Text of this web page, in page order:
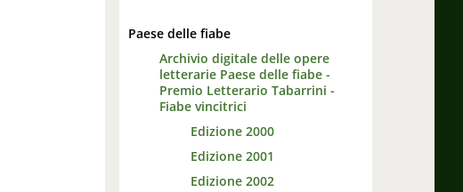
Paese delle fiabe
Archivio digitale delle opere
letterarie Paese delle fiabe -
Premio Letterario Tabarrini -
Fiabe vincitrici
Edizione 2000
Edizione 2001
Edizione 2002